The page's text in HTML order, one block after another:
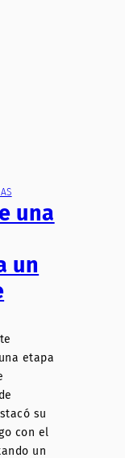
una
un
etapa
su
con el
un